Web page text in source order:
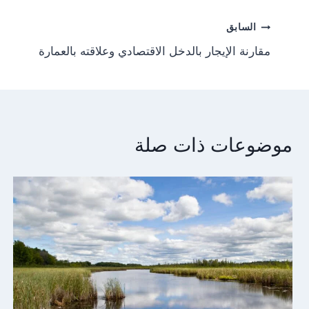
Post
navigation
السابق
مقارنة الإيجار بالدخل الاقتصادي وعلاقته بالعمارة
موضوعات ذات صلة